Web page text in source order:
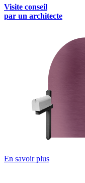
Visite conseil
par un architecte
En savoir plus